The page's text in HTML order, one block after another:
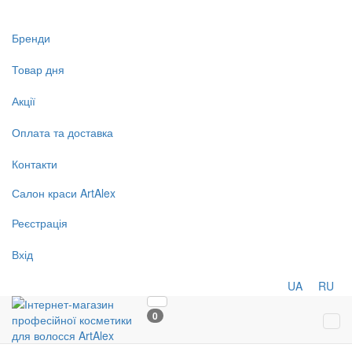
Бренди
Товар дня
Акції
Оплата та доставка
Контакти
Салон краси ArtAlex
Реєстрація
Вхід
UA RU
0